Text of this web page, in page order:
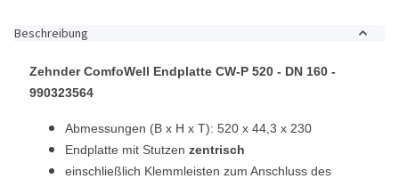
Beschreibung
Zehnder ComfoWell Endplatte CW-P 520 - DN 160 -
990323564
Abmessungen (B x H x T): 520 x 44,3 x 230
Endplatte mit Stutzen zentrisch
einschließlich Klemmleisten zum Anschluss des